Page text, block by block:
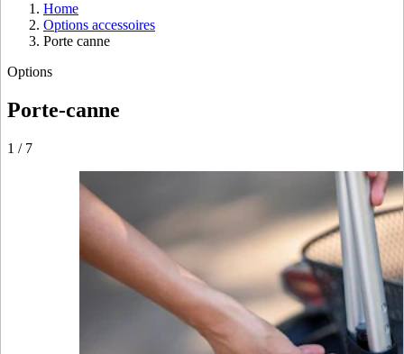
Home
Options accessoires
Porte canne
Options
Porte-canne
1 / 7